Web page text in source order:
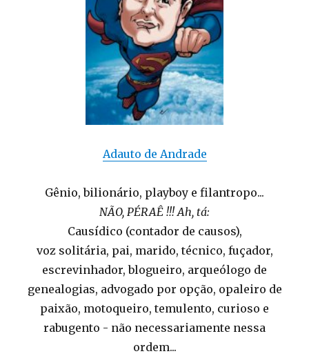
Adauto de Andrade
Gênio, bilionário, playboy e filantropo...
NÃO, PÉRAÊ !!! Ah, tá:
Causídico (contador de causos),
voz solitária, pai, marido, técnico, fuçador,
escrevinhador, blogueiro, arqueólogo de
genealogias, advogado por opção, opaleiro de
paixão, motoqueiro, temulento, curioso e
rabugento - não necessariamente nessa
ordem...